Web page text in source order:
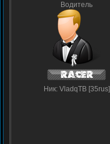
Водитель
Ник: VladqTB [35rus]